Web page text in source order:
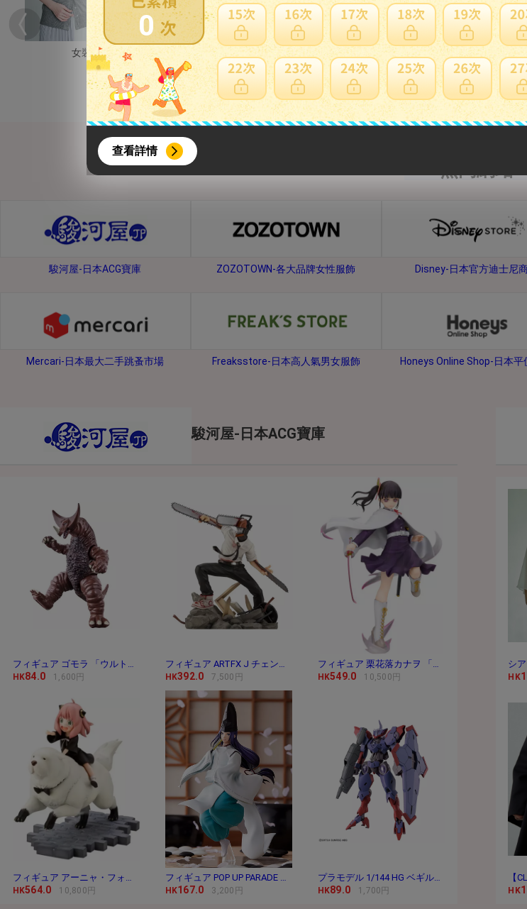
0
活動期間：
本月每完成簽到7次，系統會即時發放「$10 Letao Dollar」至會員帳戶中。
會員需完成手機認證才可參加本活動，若要參加APP加碼活動，可掃瞄QRcode下
與商品金額。
Letao Dollar不可用於購買商品為「門票、優惠券、住宿券、禮券、儲值卡……等
Letao 保有所有變更、修改或提前終止之權利，如有變更恕不另行通知，將以官
查看詳情
女裝
男裝
內衣、睡衣
熱門網站
駿河屋-日本ACG寶庫 ZOZOTOWN-各大品牌女性服飾 Disney-日本官方迪士尼
Mercari-日本最大二手跳蚤市場 Freaksstore-日本高人氣男女服飾 Honeys Online Shop-日本平
駿河屋-日本ACG寶庫
HK84.0 1,600円 HK392.0 7,500円 HK549.0 10,500円
HK564.0 10,800円 HK167.0 3,200円
プラモデル 1/144 HG ベギルペンデ 「機動戦士ガ
HK89.0 1,700円
HK
HK